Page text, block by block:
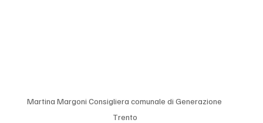
Martina Margoni Consigliera comunale di Generazione
Trento